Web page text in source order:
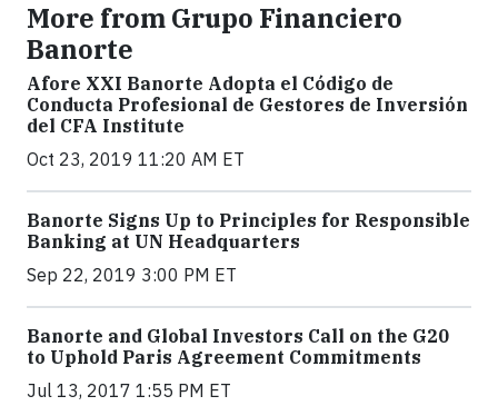
More from Grupo Financiero
Banorte
Afore XXI Banorte Adopta el Código de
Conducta Profesional de Gestores de Inversión
del CFA Institute
Oct 23, 2019 11:20 AM ET
Banorte Signs Up to Principles for Responsible
Banking at UN Headquarters
Sep 22, 2019 3:00 PM ET
Banorte and Global Investors Call on the G20
to Uphold Paris Agreement Commitments
Jul 13, 2017 1:55 PM ET